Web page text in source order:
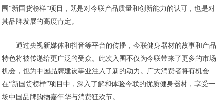
围“新国货榜样”项目，既是对今联产品质量和创新能力的认可，也是对
其品牌发展的高度肯定。
通过央视新媒体和抖音等平台的传播，今联健身器材的故事和产品
特色将被传递给更广泛的受众。此次入围不仅为今联带来了更多的市场
机会，也为中国品牌建设事业注入了新的动力。广大消费者将有机会
在“新国货榜样”项目中，深入了解和体验今联的优质健身器材，享受一
场中国品牌购物嘉年华与消费狂欢节。